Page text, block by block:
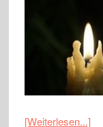
[Weiterlesen...]